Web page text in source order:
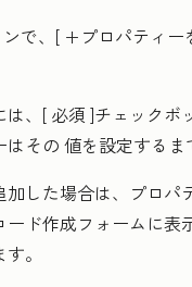
で、[ +プロパティー
は、[ 必須 ]チェックボ
はその 値を設定するま
した場合は、プロパ
ド作成フォームに
。